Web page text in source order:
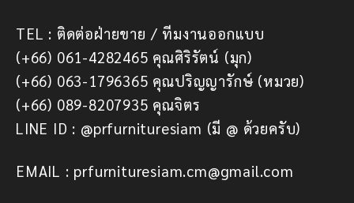
TEL : ติดต่อฝ่ายขาย / ทีมงานออกแบบ
(+66) 061-4282465 คุณศิริรัตน์ (มุก)
(+66) 063-1796365 คุณปริญญารักษ์ (หมวย)
(+66) 089-8207935 คุณจิตร
LINE ID : @prfurnituresiam (มี @ ด้วยครับ)
EMAIL : prfurnituresiam.cm@gmail.com